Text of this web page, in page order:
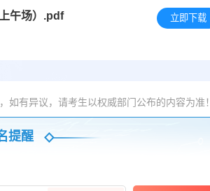
午场）.pdf 立即下载
有异议，请考生以权威部门公布的内容为准！
提醒